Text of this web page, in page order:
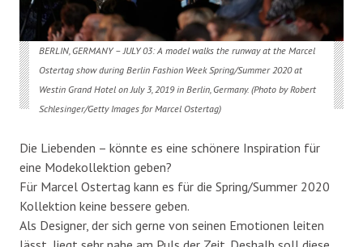
BERLIN, GERMANY –JULY 03: A model walks the runway at the Marcel
Ostertag show during Berlin Fashion Week Spring/Summer 2020 at
Westin Grand Hotel on July 3, 2019 in Berlin, Germany. (Photo by Robert
Schlesinger/Getty Images for Marcel Ostertag)
Die Liebenden – könnte es eine schönere Inspiration für
eine Modekollektion geben?
Für Marcel Ostertag kann es für die Spring/Summer 2020
Kollektion keine bessere geben.
Als Designer, der sich gerne von seinen Emotionen leiten